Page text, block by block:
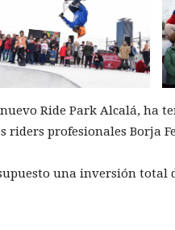
Ride Park Alcalá, ha
profesionales Borja
una inversión total